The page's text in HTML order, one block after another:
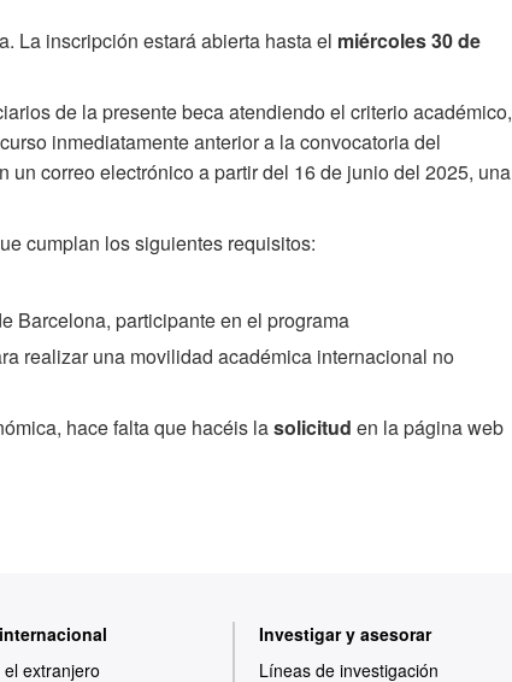
La inscripción estará abierta hasta el miércoles 30 de
de la presente beca atendiendo el criterio académico,
inmediatamente anterior a la convocatoria del
correo electrónico a partir del 16 de junio del 2025, una
cumplan los siguientes requisitos:
Barcelona, participante en el programa
realizar una movilidad académica internacional no
hace falta que hacéis lasolicitud en la página web
extranjero
Investigar y asesorar
Líneas de investigación